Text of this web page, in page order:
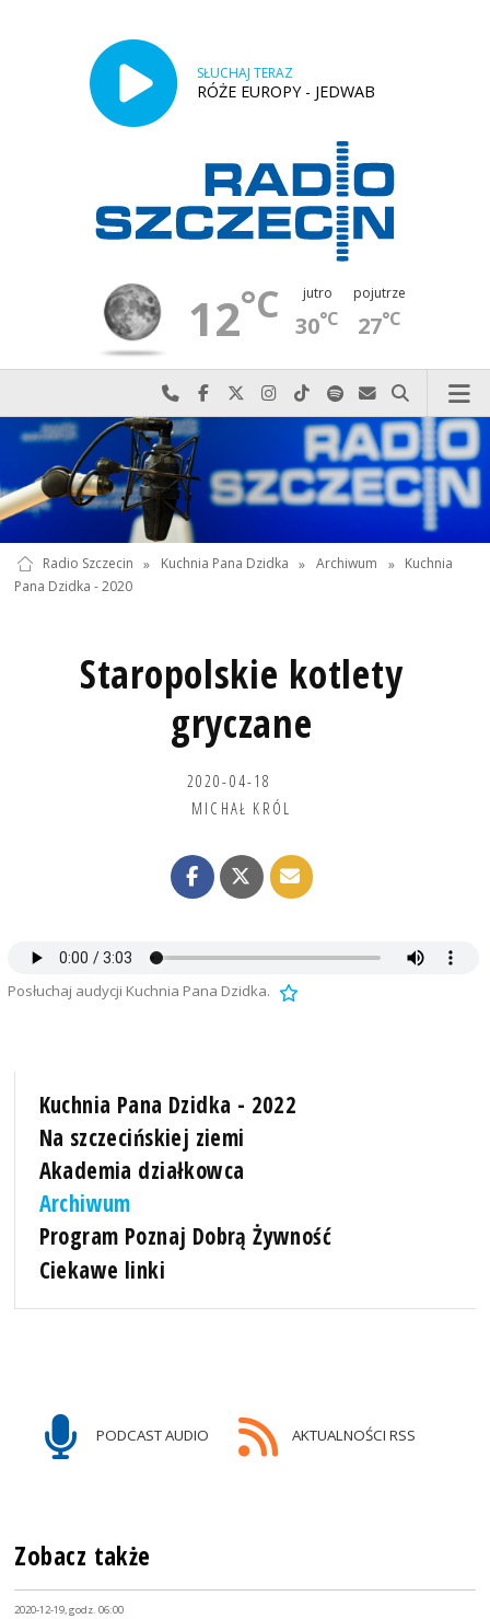
SŁUCHAJ TERAZ
RÓŻE EUROPY - JEDWAB
12°C jutro
30°C
pojutrze
27°C
Najlepiej po prostu do nas zadzwoń
Odwiedź nas na Facebook-u
Odwiedź nas na X
Odwiedź nas na Instagram-ie
Odwiedź nas na TikTok-u
Szukaj nas na Spotify
Wyślij do nas
Szukaj
Radio Szczecin » Kuchnia Pana Dzidka » Archiwum » Kuchnia
Pana Dzidka - 2020
Staropolskie kotlety
gryczane
2020-04-18
MICHAŁ KRÓL
Posłuchaj audycji Kuchnia Pana Dzidka.
Kuchnia Pana Dzidka - 2022
Na szczecińskiej ziemi
Akademia działkowca
Archiwum
Program Poznaj Dobrą Żywność
Ciekawe linki
PODCAST AUDIO AKTUALNOŚCI RSS
Zobacz także
2020-12-19, godz. 06:00